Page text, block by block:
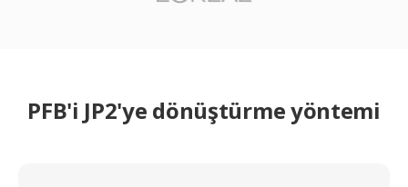
PFB'i JP2'ye dönüştürme yöntemi